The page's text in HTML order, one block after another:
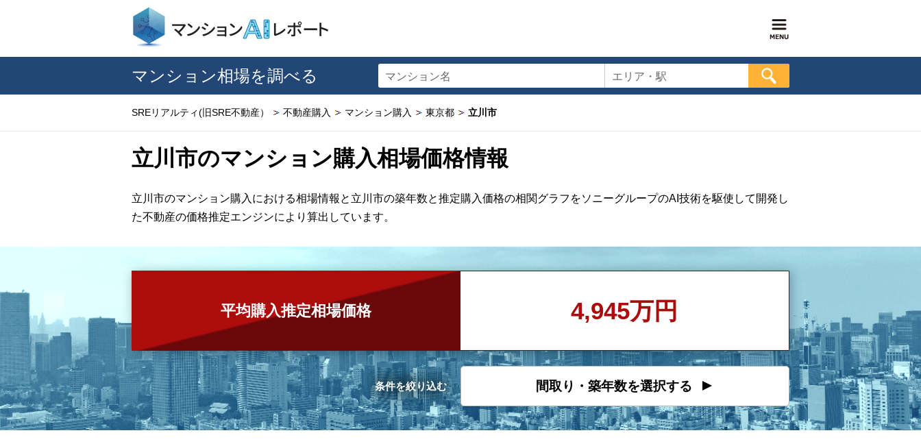
マンション相場を調べる マンション名 エリア・駅
SREリアルティ(旧SRE不動産） 不動産購入 マンション購入 東京都 立川市
立川市のマンション購入相場価格情報
立川市のマンション購入における相場情報と立川市の築年数と推定購入価格の相関グラフをソニーグループのAI技術を駆使して開発し
た不動産の価格推定エンジンにより算出しています。
平均購入推定相場価格 4,945万円
条件を絞り込む 間取り・築年数を選択する